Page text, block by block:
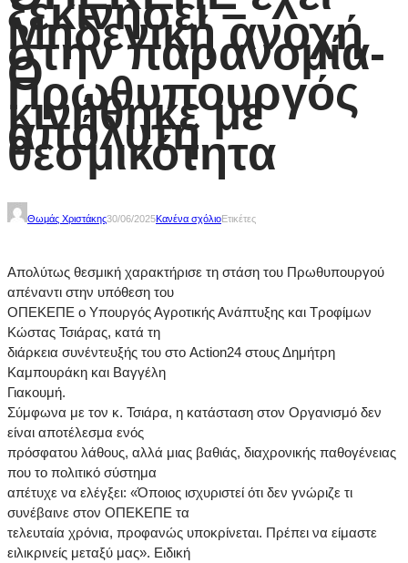
ξεκινήσει –
Μηδενική ανοχή
στην παρανομία-
Ο
Πρωθυπουργός
κινήθηκε με
απόλυτη
θεσμικότητα
Θωμάς Χριστάκης30/06/2025Κανένα σχόλιοΕτικέτες
Απολύτως θεσμική χαρακτήρισε τη στάση του Πρωθυπουργού
απέναντι στην υπόθεση του
ΟΠΕΚΕΠΕ ο Υπουργός Αγροτικής Ανάπτυξης και Τροφίμων
Κώστας Τσιάρας, κατά τη
διάρκεια συνέντευξής του στο Action24 στους Δημήτρη
Καμπουράκη και Βαγγέλη
Γιακουμή.
Σύμφωνα με τον κ. Τσιάρα, η κατάσταση στον Οργανισμό δεν
είναι αποτέλεσμα ενός
πρόσφατου λάθους, αλλά μιας βαθιάς, διαχρονικής παθογένειας
που το πολιτικό σύστημα
απέτυχε να ελέγξει: «Όποιος ισχυριστεί ότι δεν γνώριζε τι
συνέβαινε στον ΟΠΕΚΕΠΕ τα
τελευταία χρόνια, προφανώς υποκρίνεται. Πρέπει να είμαστε
ειλικρινείς μεταξύ μας». Ειδική